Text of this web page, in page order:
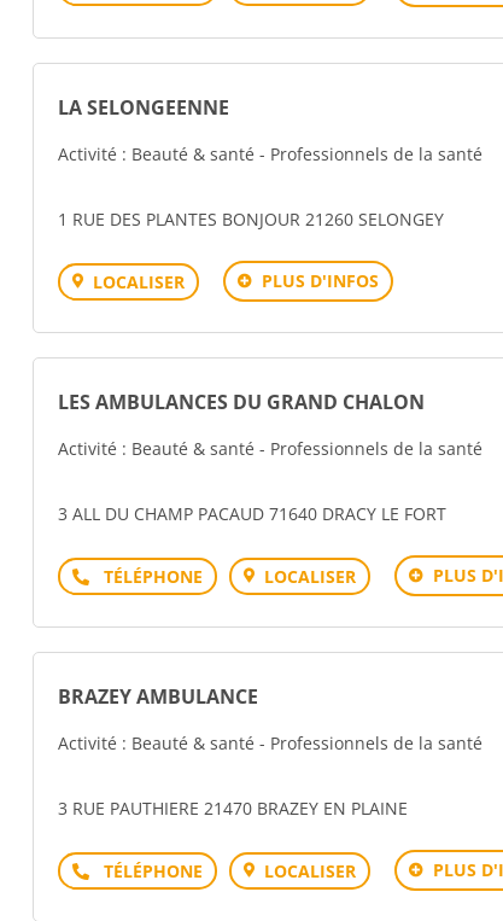
LA SELONGEENNE
Activité : Beauté & santé - Professionnels de la santé
1 RUE DES PLANTES BONJOUR 21260 SELONGEY
LOCALISER PLUS D'INFOS
LES AMBULANCES DU GRAND CHALON
Activité : Beauté & santé - Professionnels de la santé
3 ALL DU CHAMP PACAUD 71640 DRACY LE FORT
Téléphone LOCALISER PLUS
BRAZEY AMBULANCE
Activité : Beauté & santé - Professionnels de la santé
3 RUE PAUTHIERE 21470 BRAZEY EN PLAINE
Téléphone LOCALISER PLUS